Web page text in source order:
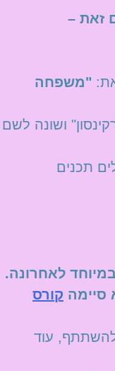
זאת –
"משפחה
ושונה לשם
תכנים
לאחרונה.
סיימה קורס
עוד